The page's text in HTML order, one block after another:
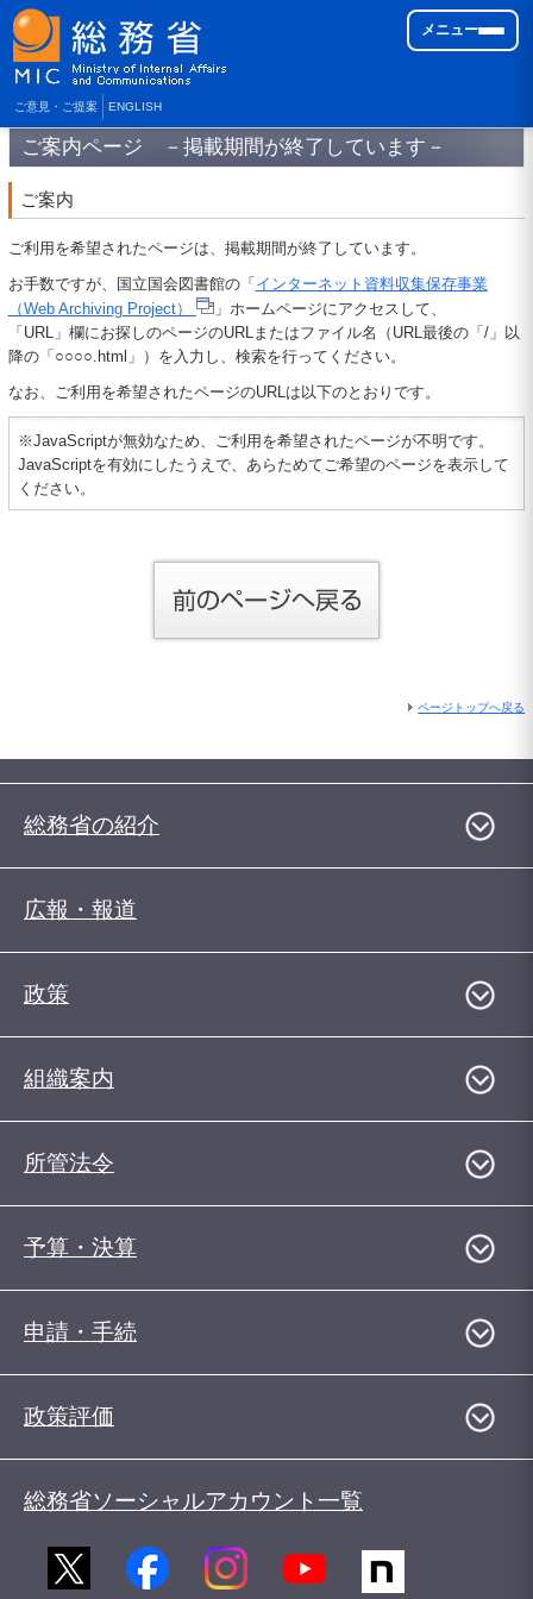
ご意見・ご提案 ENGLISH
メニュー
ご案内ページ －掲載期間が終了しています－
ご案内
ご利用を希望されたページは、掲載期間が終了しています。
お手数ですが、国立国会図書館の「 インターネット資料収集保存事業
（Web Archiving Project）
」ホームページにアクセスして、
「URL」欄にお探しのページのURLまたはファイル名（URL最後の「/」以
降の「○○○○.html」）を入力し、検索を行ってください。
なお、ご利用を希望されたページのURLは以下のとおりです。
※JavaScriptが無効なため、ご利用を希望されたページが不明です。
JavaScriptを有効にしたうえで、あらためてご希望のページを表示して
ください。
ページトップへ戻る
総務省の紹介
広報・報道
政策
組織案内
所管法令
予算・決算
申請・手続
政策評価
総務省ソーシャルアカウント一覧